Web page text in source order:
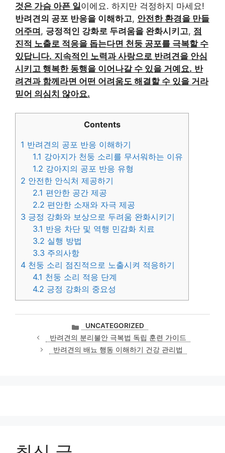
것은 가슴 아픈 일이에요. 하지만 걱정하지 마세요!
반려견의 공포 반응을 이해하고, 안전한 환경을 만들
어주며, 긍정적인 강화로 두려움을 완화시키고, 점
진적 노출로 적응을 돕는다면 천둥 공포를 극복할 수
있답니다. 지속적인 노력과 사랑으로 반려견을 안심
시키고 행복한 동행을 이어나갈 수 있을 거예요. 반
려견과 함께라면 어떤 어려움도 해결할 수 있을 거라
믿어 의심치 않아요.
Contents
1 반려견의 공포 반응 이해하기
1.1 강아지가 천둥 소리를 무서워하는 이유
1.2 강아지의 공포 반응 유형
2 안전한 안식처 제공하기
2.1 편안한 공간 제공
2.2 편안한 소재와 자극 제공
3 긍정 강화와 보상으로 두려움 완화시키기
3.1 반응 차단 및 역행 민감화 치료
3.2 실행 방법
3.3 주의사항
4 천둥 소리 점진적으로 노출시켜 적응하기
4.1 천둥 소리 적응 단계
4.2 긍정 강화의 중요성
카
테
고
리
UNCATEGORIZED
반려견의 분리불안 극복법 독립 훈련 가이드
반려견의 배뇨 행동 이해하기 건강 관리법